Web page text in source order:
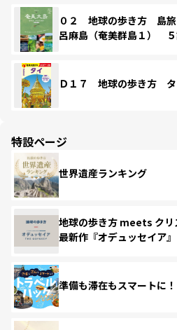
０２ 地球の歩き方 島
呂麻島（奄美群島１）
Ｄ１７ 地球の歩き方
特設ページ
世界遺産ランキング
地球の歩き方 meets クリ
最新作『オデュッセイア』
準備も滞在もスマートに